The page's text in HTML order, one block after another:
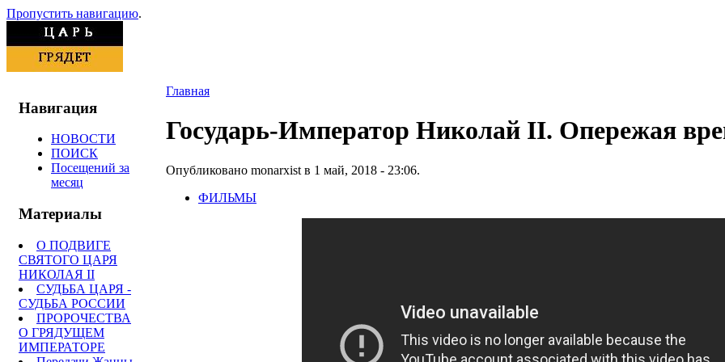
Пропустить навигацию.
Навигация
НОВОСТИ
ПОИСК
Посещений за
месяц
Материалы
О ПОДВИГЕ
СВЯТОГО ЦАРЯ
НИКОЛАЯ II
СУДЬБА ЦАРЯ -
СУДЬБА РОССИИ
ПРОРОЧЕСТВА
О ГРЯДУЩЕМ
ИМПЕРАТОРЕ
Главная
Государь-Император Николай II. Опережая
Опубликовано monarxist в 1 май, 2018 - 23:06.
ФИЛЬМЫ